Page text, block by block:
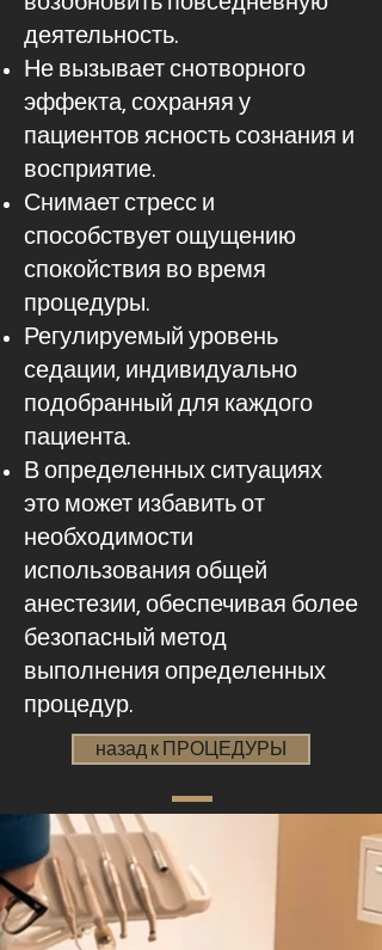
деятельность.
Не вызывает снотворного
эффекта, сохраняя у
пациентов ясность сознания и
восприятие.
Снимает стресс и
способствует ощущению
спокойствия во время
процедуры.
Регулируемый уровень
седации, индивидуально
подобранный для каждого
пациента.
В определенных ситуациях
это может избавить от
необходимости
использования общей
анестезии, обеспечивая более
безопасный метод
выполнения определенных
процедур.
назад к ПРОЦЕДУРЫ